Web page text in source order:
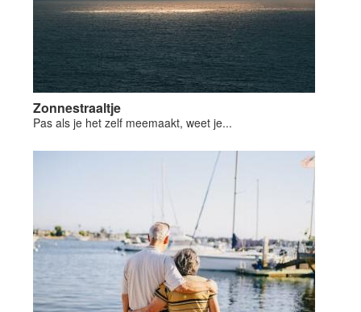
Zonnestraaltje
Pas als je het zelf meemaakt, weet je...